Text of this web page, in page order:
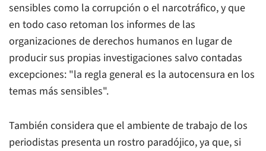
sensibles como la corrupción o el narcotráfico, y que
en todo caso retoman los informes de las
organizaciones de derechos humanos en lugar de
producir sus propias investigaciones salvo contadas
excepciones: "la regla general es la autocensura en los
temas más sensibles".
También considera que el ambiente de trabajo de los
periodistas presenta un rostro paradójico, ya que, si